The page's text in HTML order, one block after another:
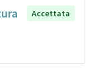
Accettata